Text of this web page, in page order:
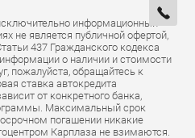
информационный
не является публичной офертой,
437 Гражданского кодекса
о наличии и стоимости
пожалуйста, обращайтесь к
ставка автокредита
от конкретного банка,
Максимальный срок
погашении никакие
Карплаза не взимаются.